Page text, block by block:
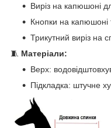
Виріз на капюшоні
Кнопки на капюшоні
Трикутний виріз на
🧵 Матеріали:
Верх:
Підкладка: штучне